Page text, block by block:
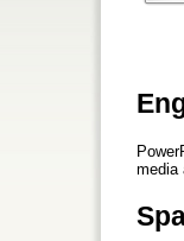
media